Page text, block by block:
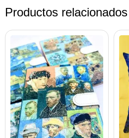
Productos relacionados